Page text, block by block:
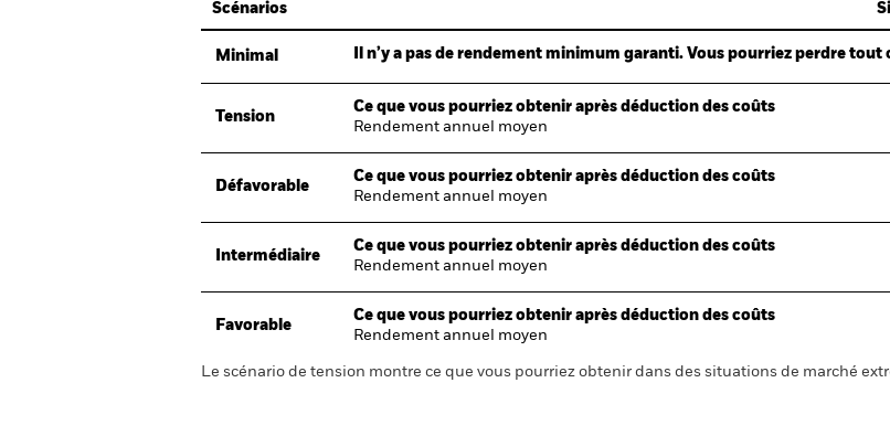
Scénarios
Minimal Il n’y a pas de rendement minimum garanti. Vous pourriez perdre
Tension
Ce que vous pourriez obtenir après déduction des coûts
Rendement annuel moyen
Défavorable
Ce que vous pourriez obtenir après déduction des coûts
Rendement annuel moyen
Intermédiaire
Ce que vous pourriez obtenir après déduction des coûts
Rendement annuel moyen
Favorable
Ce que vous pourriez obtenir après déduction des coûts
Rendement annuel moyen
Le scénario de tension montre ce que vous pourriez obtenir dans des situations de marché